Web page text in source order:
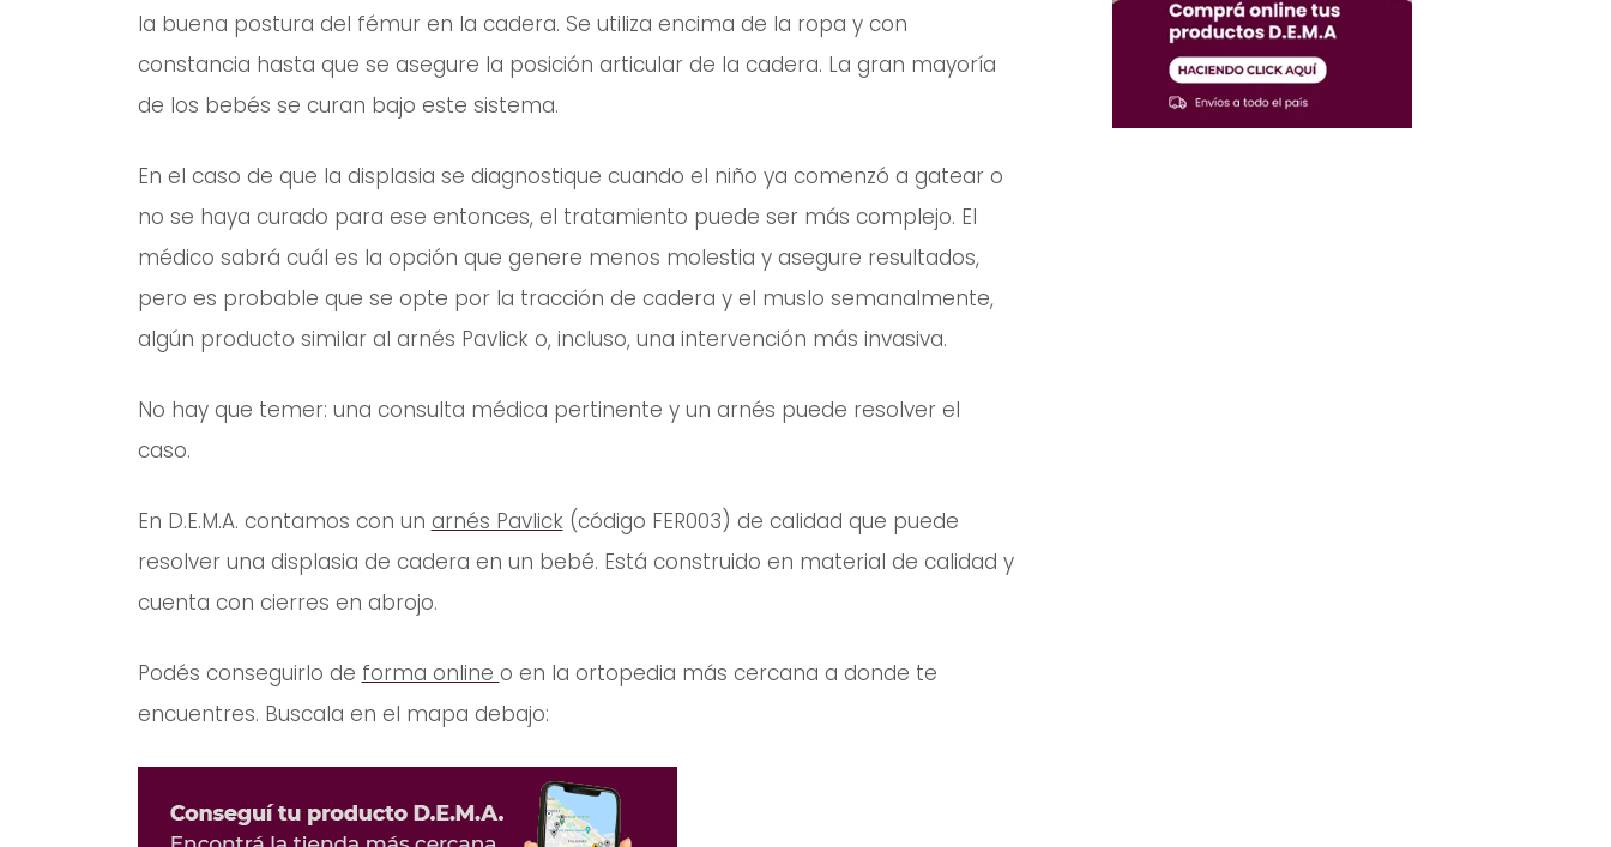
la buena postura del fémur en la cadera. Se utiliza encima de la ropa y con
constancia hasta que se asegure la posición articular de la cadera. La gran mayoría
de los bebés se curan bajo este sistema.
En el caso de que la displasia se diagnostique cuando el niño ya comenzó a gatear o
no se haya curado para ese entonces, el tratamiento puede ser más complejo. El
médico sabrá cuál es la opción que genere menos molestia y asegure resultados,
pero es probable que se opte por la tracción de cadera y el muslo semanalmente,
algún producto similar al arnés Pavlick o, incluso, una intervención más invasiva.
No hay que temer: una consulta médica pertinente y un arnés puede resolver el
caso.
En D.E.M.A. contamos con un arnés Pavlick (código FER003) de calidad que puede
resolver una displasia de cadera en un bebé. Está construido en material de calidad y
cuenta con cierres en abrojo.
Podés conseguirlo de forma online o en la ortopedia más cercana a donde te
encuentres. Buscala en el mapa debajo: